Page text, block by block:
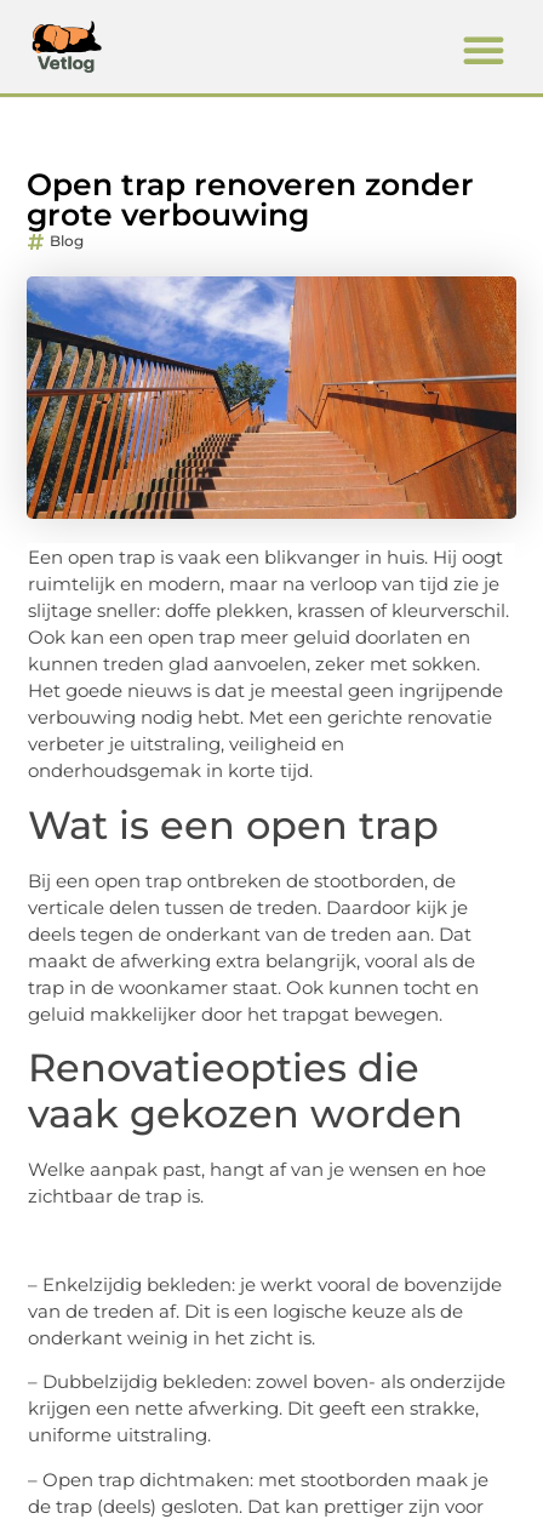
Open trap renoveren zonder
grote verbouwing
Blog
Een open trap is vaak een blikvanger in huis. Hij oogt
ruimtelijk en modern, maar na verloop van tijd zie je
slijtage sneller: doffe plekken, krassen of kleurverschil.
Ook kan een open trap meer geluid doorlaten en
kunnen treden glad aanvoelen, zeker met sokken.
Het goede nieuws is dat je meestal geen ingrijpende
verbouwing nodig hebt. Met een gerichte renovatie
verbeter je uitstraling, veiligheid en
onderhoudsgemak in korte tijd.
Wat is een open trap
Bij een open trap ontbreken de stootborden, de
verticale delen tussen de treden. Daardoor kijk je
deels tegen de onderkant van de treden aan. Dat
maakt de afwerking extra belangrijk, vooral als de
trap in de woonkamer staat. Ook kunnen tocht en
geluid makkelijker door het trapgat bewegen.
Renovatieopties die
vaak gekozen worden
Welke aanpak past, hangt af van je wensen en hoe
zichtbaar de trap is.
– Enkelzijdig bekleden: je werkt vooral de bovenzijde
van de treden af. Dit is een logische keuze als de
onderkant weinig in het zicht is.
– Dubbelzijdig bekleden: zowel boven- als onderzijde
krijgen een nette afwerking. Dit geeft een strakke,
uniforme uitstraling.
– Open trap dichtmaken: met stootborden maak je
de trap (deels) gesloten. Dat kan prettiger zijn voor